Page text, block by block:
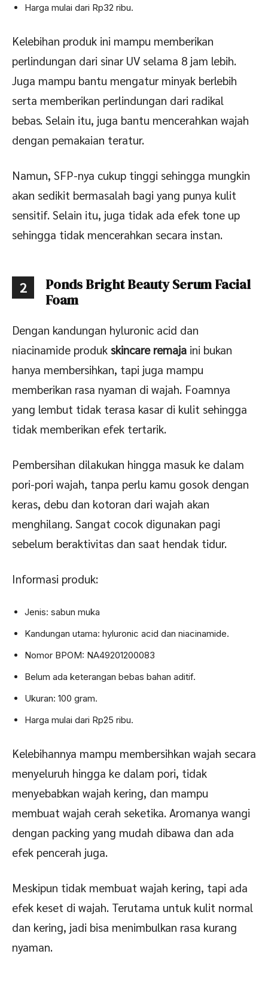
Harga mulai dari Rp32 ribu.
Kelebihan produk ini mampu memberikan
perlindungan dari sinar UV selama 8 jam lebih.
Juga mampu bantu mengatur minyak berlebih
serta memberikan perlindungan dari radikal
bebas. Selain itu, juga bantu mencerahkan wajah
dengan pemakaian teratur.
Namun, SFP-nya cukup tinggi sehingga mungkin
akan sedikit bermasalah bagi yang punya kulit
sensitif. Selain itu, juga tidak ada efek tone up
sehingga tidak mencerahkan secara instan.
2
Ponds Bright Beauty Serum Facial
Foam
Dengan kandungan hyluronic acid dan
niacinamide produk skincare remaja ini bukan
hanya membersihkan, tapi juga mampu
memberikan rasa nyaman di wajah. Foamnya
yang lembut tidak terasa kasar di kulit sehingga
tidak memberikan efek tertarik.
Pembersihan dilakukan hingga masuk ke dalam
pori-pori wajah, tanpa perlu kamu gosok dengan
keras, debu dan kotoran dari wajah akan
menghilang. Sangat cocok digunakan pagi
sebelum beraktivitas dan saat hendak tidur.
Informasi produk:
Jenis: sabun muka
Kandungan utama: hyluronic acid dan niacinamide.
Nomor BPOM: NA49201200083
Belum ada keterangan bebas bahan aditif.
Ukuran: 100 gram.
Harga mulai dari Rp25 ribu.
Kelebihannya mampu membersihkan wajah secara
menyeluruh hingga ke dalam pori, tidak
menyebabkan wajah kering, dan mampu
membuat wajah cerah seketika. Aromanya wangi
dengan packing yang mudah dibawa dan ada
efek pencerah juga.
Meskipun tidak membuat wajah kering, tapi ada
efek keset di wajah. Terutama untuk kulit normal
dan kering, jadi bisa menimbulkan rasa kurang
nyaman.